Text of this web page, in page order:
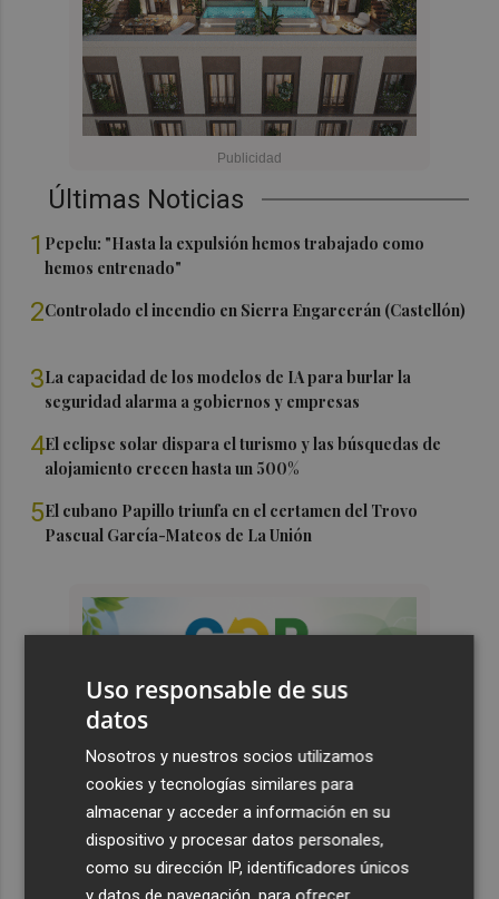
Últimas Noticias
1 Pepelu: "Hasta la expulsión hemos trabajado como
hemos entrenado"
2Controlado el incendio en Sierra Engarcerán (Castellón)
3La capacidad de los modelos de IA para burlar la
seguridad alarma a gobiernos y empresas
4El eclipse solar dispara el turismo y las búsquedas de
alojamiento crecen hasta un 500%
5El cubano Papillo triunfa en el certamen del Trovo
Pascual García-Mateos de La Unión
Uso responsable de sus
datos
Nosotros y nuestros socios utilizamos
cookies y tecnologías similares para
almacenar y acceder a información en su
dispositivo y procesar datos personales,
como su dirección IP, identificadores únicos